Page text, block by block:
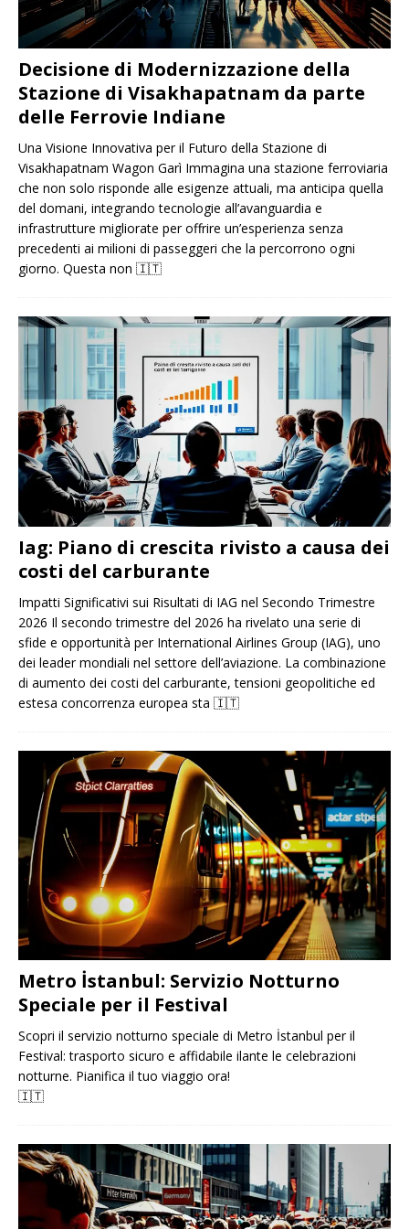
Decisione di Modernizzazione della
Stazione di Visakhapatnam da parte
delle Ferrovie Indiane
Una Visione Innovativa per il Futuro della Stazione di
Visakhapatnam Wagon Garì Immagina una stazione ferroviaria
che non solo risponde alle esigenze attuali, ma anticipa quella
del domani, integrando tecnologie all’avanguardia e
infrastrutture migliorate per offrire un’esperienza senza
precedenti ai milioni di passeggeri che la percorrono ogni
giorno. Questa non 🇮🇹
Iag: Piano di crescita rivisto a causa dei
costi del carburante
Impatti Significativi sui Risultati di IAG nel Secondo Trimestre
2026 Il secondo trimestre del 2026 ha rivelato una serie di
sfide e opportunità per International Airlines Group (IAG), uno
dei leader mondiali nel settore dell’aviazione. La combinazione
di aumento dei costi del carburante, tensioni geopolitiche ed
estesa concorrenza europea sta 🇮🇹
Metro İstanbul: Servizio Notturno
Speciale per il Festival
Scopri il servizio notturno speciale di Metro İstanbul per il
Festival: trasporto sicuro e affidabile ilante le celebrazioni
notturne. Pianifica il tuo viaggio ora!
🇮🇹